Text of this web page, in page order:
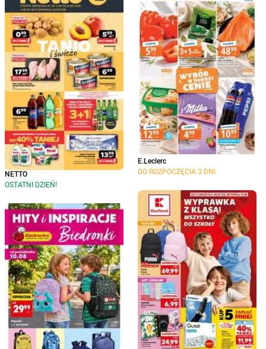
NETTO
OSTATNI DZIEŃ!
E.Leclerc
DO ROZPOCZĘCIA 3 DNI